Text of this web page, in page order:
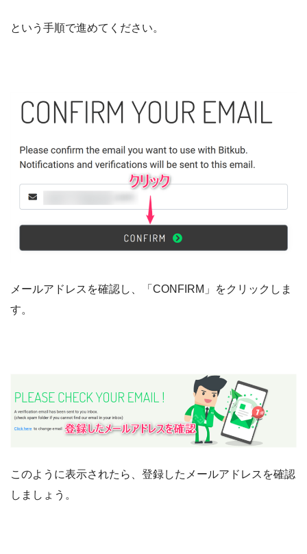
という手順で進めてください。
メールアドレスを確認し、「CONFIRM」をクリックしま
す。
このように表示されたら、登録したメールアドレスを確認
しましょう。